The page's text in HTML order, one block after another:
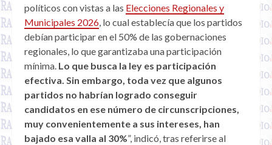
políticos con vistas a las Elecciones Regionales y
Municipales 2026, lo cual establecía que los partidos
debían participar en el 50% de las gobernaciones
regionales, lo que garantizaba una participación
mínima. Lo que busca la ley es participación
efectiva. Sin embargo, toda vez que algunos
partidos no habrían logrado conseguir
candidatos en ese número de circunscripciones,
muy convenientemente a sus intereses, han
bajado esa valla al 30%”, indicó, tras referirse al